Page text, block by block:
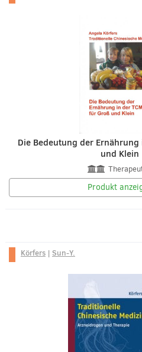
Die Bedeutung der
und Klein
Produkt
Körfers| Sun-Y.